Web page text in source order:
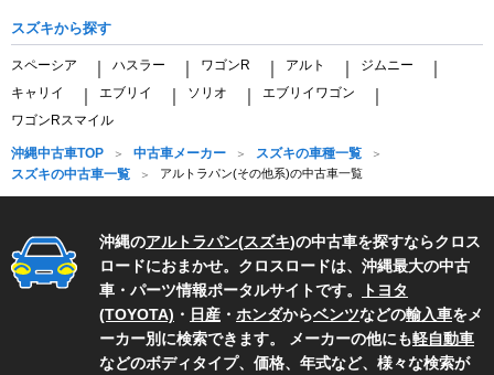
スズキから探す
スペーシア ハスラー ワゴンR アルト ジムニー
キャリイ エブリイ ソリオ エブリイワゴン
ワゴンRスマイル
沖縄中古車TOP 中古車メーカー
スズキの車種一覧
スズキの中古車一覧
アルトラパン(その他系)の中古車一覧
沖縄のアルトラパン(スズキ)の中古車を探すならクロス
ロードにおまかせ。クロスロードは、沖縄最大の中古
車・パーツ情報ポータルサイトです。
トヨタ
(TOYOTA) ・ 日産 ・ ホンダからベンツなどの輸入車をメ
ーカー別に検索できます。 メーカーの他にも軽自動車
などのボディタイプ、価格、年式など、様々な検索が